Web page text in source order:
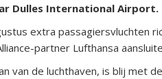
Dulles International Airport.
extra passagiersvluchten
partner Lufthansa
van de luchthaven, is blij met